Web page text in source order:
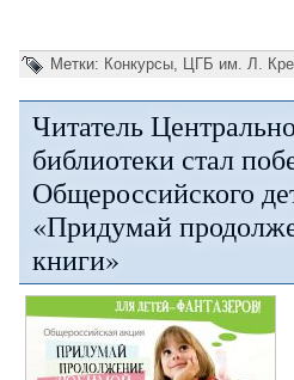
Метки: Конкурсы ЦГБ им. Л.
Читатель
библиотеки стал
Общероссийского
«Придумай
книги»